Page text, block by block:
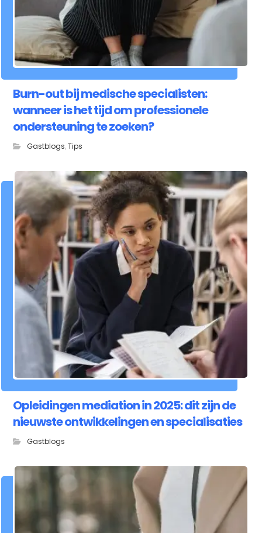
Burn-out bij medische specialisten:
wanneer is het tijd om professionele
ondersteuning te zoeken?
Gastblogs,Tips
Opleidingen mediation in 2025: dit zijn de
nieuwste ontwikkelingen en specialisaties
Gastblogs